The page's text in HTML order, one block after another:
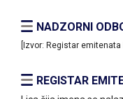
NADZORNI
[Izvor: Registar
REGISTAR